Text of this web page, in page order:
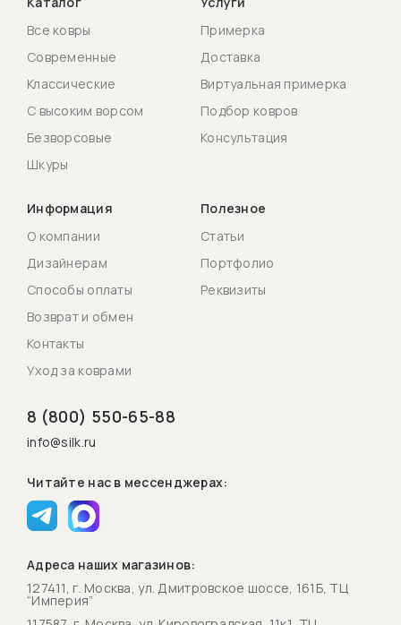
Все ковры
Современные
Классические
С высоким ворсом
Безворсовые
Шкуры
Примерка
Доставка
Виртуальная примерка
Подбор ковров
Консультация
Информация
О компании
Дизайнерам
Способы оплаты
Возврат и обмен
Контакты
Уход за коврами
Полезное
Статьи
Портфолио
Реквизиты
8 (800) 550-65-88
info@silk.ru
Читайте нас в мессенджерах:
Адреса наших магазинов:
127411, г. Москва, ул. Дмитровское шоссе, 161Б, ТЦ
“Империя”